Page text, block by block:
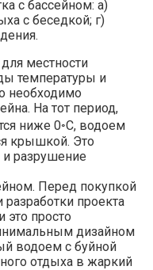
с бассейном: а)
с беседкой; г)
местности
температуры и
необходимо
На тот период,
ниже 0◦С, водоем
крышкой. Это
и разрушение
Перед покупкой
проекта
это просто
дизайном
водоем с буйной
отдыха в жаркий